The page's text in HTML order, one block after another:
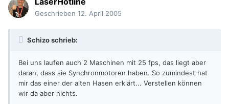
Geschrieben 12. April 2005
Schizo schrieb:
Bei uns laufen auch 2 Maschinen mit 25 fps, das liegt aber
daran, dass sie Synchronmotoren haben. So zumindest hat
mir das einer der alten Hasen erklärt... Verstellen können
wir da aber nichts.